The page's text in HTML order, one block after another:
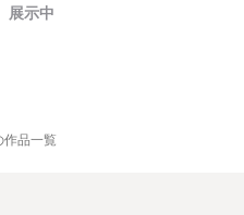
展示中
作品一覧